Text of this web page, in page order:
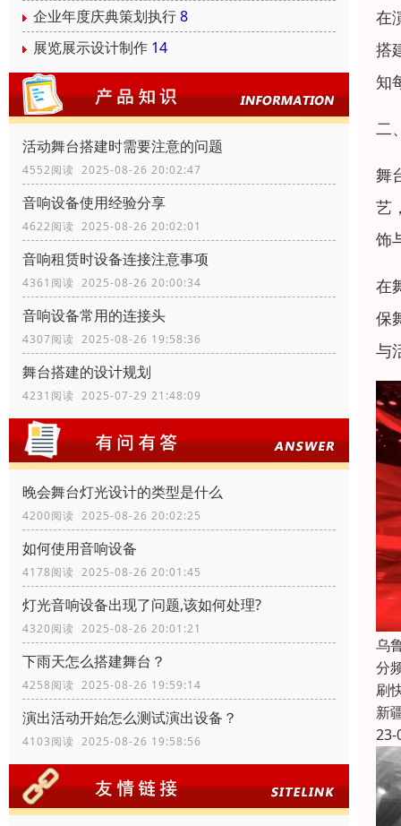
企业年度庆典策划执行8
展览展示设计制作 14
活动舞台搭建时需要注意的问题
4552阅读 2025-08-26 20:02:47
音响设备使用经验分享
4622阅读 2025-08-26 20:02:01
音响租赁时设备连接注意事项
4361阅读 2025-08-26 20:00:34
音响设备常用的连接头
4307阅读 2025-08-26 19:58:36
舞台搭建的设计规划
4231阅读 2025-07-29 21:48:09
晚会舞台灯光设计的类型是什么
4200阅读 2025-08-26 20:02:25
如何使用音响设备
4178阅读 2025-08-26 20:01:45
灯光音响设备出现了问题,该如何处理?
4320阅读 2025-08-26 20:01:21
下雨天怎么搭建舞台？
4258阅读 2025-08-26 19:59:14
演出活动开始怎么测试演出设备？
4103阅读 2025-08-26 19:58:56
在
搭
知
二
舞
艺
饰
在
保
与
乌
分
刷
新
23-